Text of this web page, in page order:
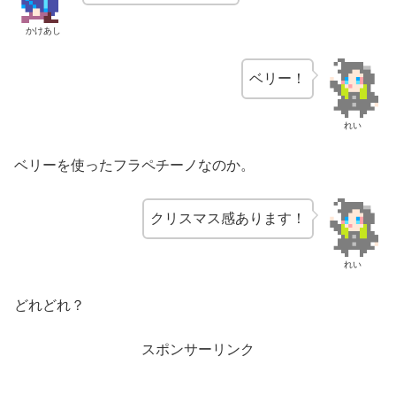
かけあし
れい
ベリー！
ベリーを使ったフラペチーノなのか。
れい
クリスマス感あります！
どれどれ？
スポンサーリンク